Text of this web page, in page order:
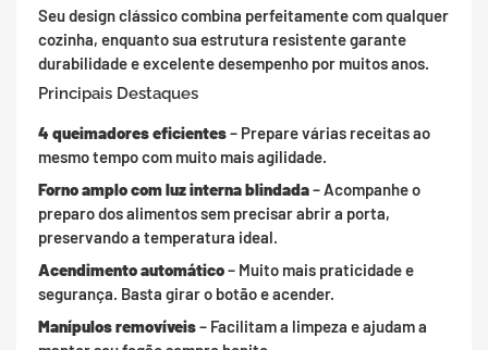
Seu design clássico combina perfeitamente com qualquer
cozinha, enquanto sua estrutura resistente garante
durabilidade e excelente desempenho por muitos anos.
Principais Destaques
4 queimadores eficientes– Prepare várias receitas ao
mesmo tempo com muito mais agilidade.
Forno amplo com luz interna blindada– Acompanhe o
preparo dos alimentos sem precisar abrir a porta,
preservando a temperatura ideal.
Acendimento automático– Muito mais praticidade e
segurança. Basta girar o botão e acender.
Manípulos removíveis– Facilitam a limpeza e ajudam a